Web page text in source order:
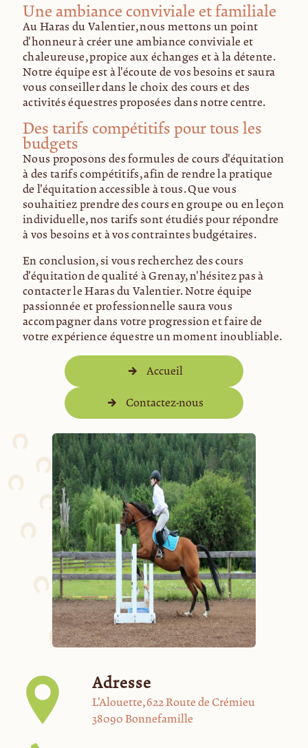
Une ambiance conviviale et familiale
Au Haras du Valentier, nous mettons un point
d'honneur à créer une ambiance conviviale et
chaleureuse, propice aux échanges et à la détente.
Notre équipe est à l'écoute de vos besoins et saura
vous conseiller dans le choix des cours et des
activités équestres proposées dans notre centre.
Des tarifs compétitifs pour tous les
budgets
Nous proposons des formules de cours d'équitation
à des tarifs compétitifs, afin de rendre la pratique
de l'équitation accessible à tous. Que vous
souhaitiez prendre des cours en groupe ou en leçon
individuelle, nos tarifs sont étudiés pour répondre
à vos besoins et à vos contraintes budgétaires.
En conclusion, si vous recherchez des cours
d'équitation de qualité à Grenay, n'hésitez pas à
contacter le Haras du Valentier. Notre équipe
passionnée et professionnelle saura vous
accompagner dans votre progression et faire de
votre expérience équestre un moment inoubliable.
Accueil
Contactez-nous
Adresse
L'Alouette, 622 Route de Crémieu
38090 Bonnefamille